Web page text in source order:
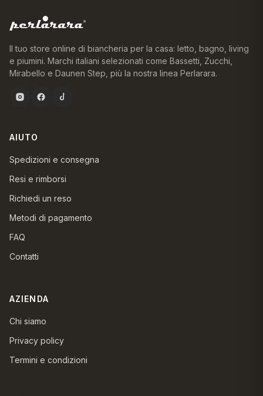
Il tuo store online di biancheria per la casa: letto, bagno, living
e piumini. Marchi italiani selezionati come Bassetti, Zucchi,
Mirabello e Daunen Step, più la nostra linea Perlarara.
AIUTO
Spedizioni e consegna
Resi e rimborsi
Richiedi un reso
Metodi di pagamento
FAQ
Contatti
AZIENDA
Chi siamo
Privacy policy
Termini e condizioni